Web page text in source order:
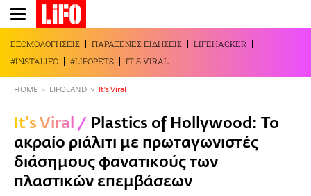
Παράκαμψη
προς
το
κυρίως
περιεχόμενο
ΕΞΟΜΟΛΟΓΗΣΕΙΣ ΠΑΡΑΞΕΝΕΣ ΕΙΔΗΣΕΙΣ
LIFEHACKER
#INSTALIFO
#LIFOPETS IT'S VIRAL
HOME LIFOLAND It's Viral
It's Viral / Plastics of Hollywood: Το
ακραίο ριάλιτι με πρωταγωνιστές
διάσημους φανατικούς των
πλαστικών επεμβάσεων